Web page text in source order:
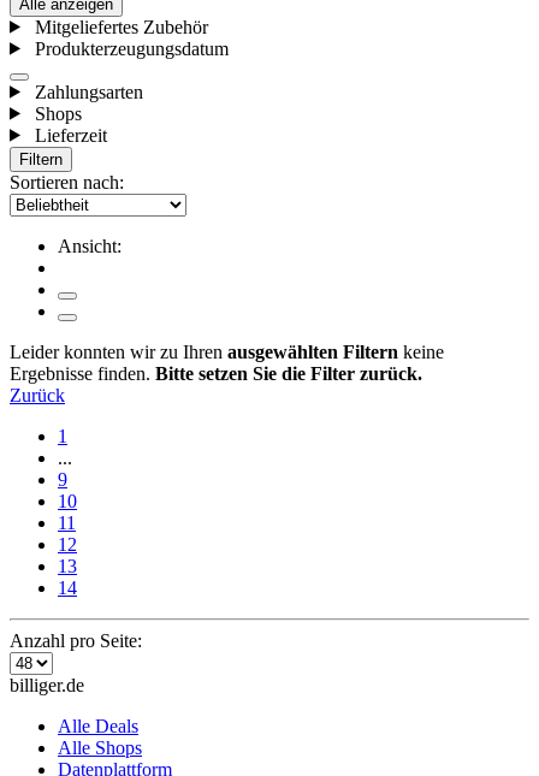
Alle anzeigen
Mitgeliefertes Zubehör
Produkterzeugungsdatum
Zahlungsarten
Shops
Lieferzeit
Filtern
Sortieren nach:
Ansicht:
Leider konnten wir zu Ihren ausgewählten Filtern keine
Ergebnisse finden. Bitte setzen Sie die Filter zurück.
Zurück
1
...
9
10
11
12
13
14
Anzahl pro Seite:
billiger.de
Alle Deals
Alle Shops
Datenplattform